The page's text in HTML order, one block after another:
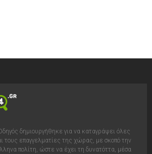
δημιουργήθηκε για να καταγράψει όλες
τους επαγγελματίες της χώρας, με σκοπό την
πολίτη, ώστε να έχει τη δυνατόττα, μέσα